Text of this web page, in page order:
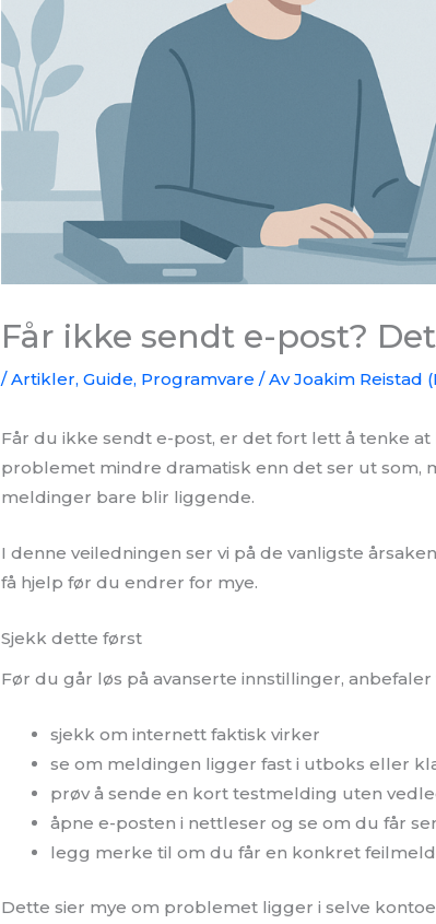
Får ikke sendt e-post?
/Artikler,Guide, Programvare / Av Joakim Reistad
Får du ikke sendt e-post, er det fort lett å tenke
problemet mindre dramatisk enn det ser ut som,
meldinger bare blir liggende.
I denne veiledningen ser vi på de vanligste
få hjelp før du endrer for mye.
Sjekk dette først
Før du går løs på avanserte innstillinger,
sjekk om internett faktisk virker
se om meldingen ligger fast i utboks eller
prøv å sende en kort testmelding uten
åpne e-posten i nettleser og se om du får
legg merke til om du får en konkret
Dette sier mye om problemet ligger i selve